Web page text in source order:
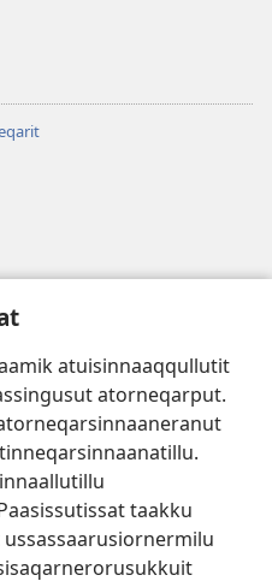
atuisinnaaqqullutit
atorneqarput.
taakku
Watchtower™